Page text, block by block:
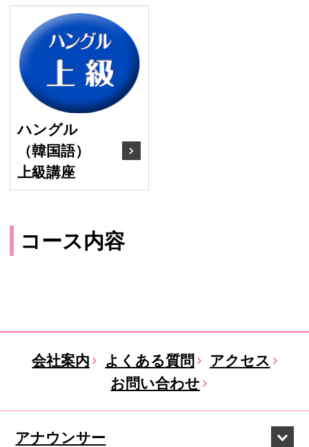
ハングル
（韓国語）
上級講座
コース内容
会社案内 よくある質問
アクセス
お問い合わせ
アナウンサー